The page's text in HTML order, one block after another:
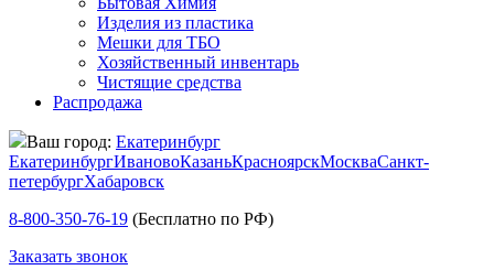
Изделия из пластика
Мешки для ТБО
Хозяйственный инвентарь
Чистящие средства
Распродажа
Ваш город: Екатеринбург
ЕкатеринбургИвановоКазаньКрасноярскМоскваСанкт-
петербургХабаровск
8-800-350-76-19 (Бесплатно по РФ)
Заказать звонок